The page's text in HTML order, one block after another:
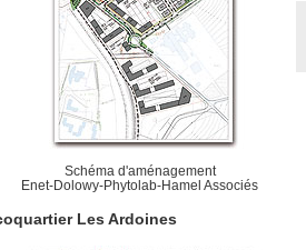
Schéma d'aménagement
Enet-Dolowy-Phytolab-Hamel Associés
Les Ardoines